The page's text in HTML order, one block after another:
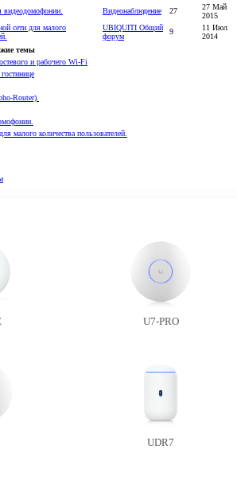
видеодомофонии. Видеонаблюдение 27
27 Май
2015
сети для малого
UBIQUITI Общий
форум
9
11 Июл
2014
темы
и рабочего Wi-Fi
Router).
малого количества пользователей.
U7-PRO
UDR7